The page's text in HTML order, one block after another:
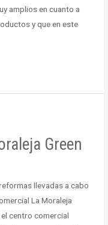
amplios en cuanto a
y que en este
Green
llevadas a cabo
La Moraleja
centro comercial